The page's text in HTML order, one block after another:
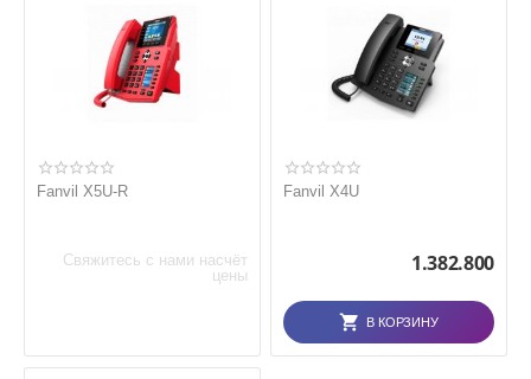
Fanvil X5U-R
Свяжитесь с нами насчёт
цены
Fanvil X4U
1.382.800
В КОРЗИНУ